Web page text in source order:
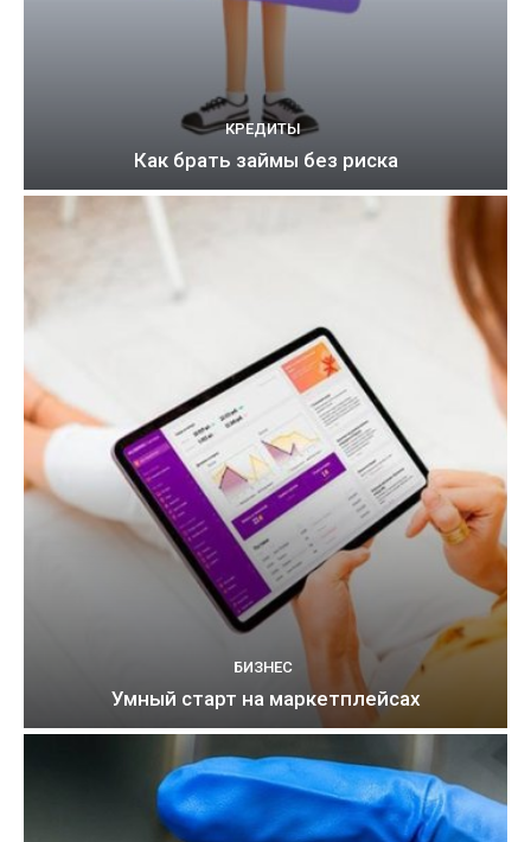
КРЕДИТЫ
Как брать займы без риска
БИЗНЕС
Умный старт на маркетплейсах